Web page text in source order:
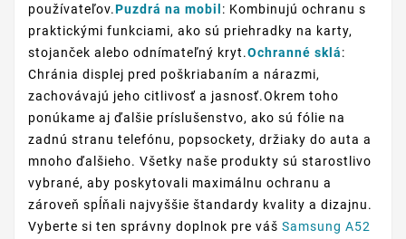
používateľov.Puzdrá na mobil : Kombinujú ochranu s
praktickými funkciami, ako sú priehradky na karty,
stojanček alebo odnímateľný kryt.Ochranné sklá:
Chránia displej pred poškriabaním a nárazmi,
zachovávajú jeho citlivosť a jasnosť.Okrem toho
ponúkame aj ďalšie príslušenstvo, ako sú fólie na
zadnú stranu telefónu, popsockety, držiaky do auta a
mnoho ďalšieho. Všetky naše produkty sú starostlivo
vybrané, aby poskytovali maximálnu ochranu a
zároveň spĺňali najvyššie štandardy kvality a dizajnu.
Vyberte si ten správny doplnok pre váš Samsung A52